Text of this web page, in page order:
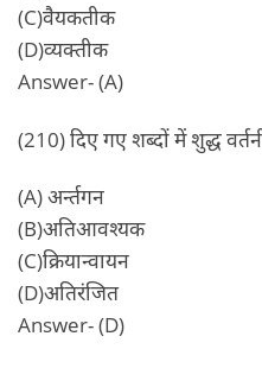
(C)वैयकतीक
(D)व्यक्तीक
Answer- (A)
(210) दिए गए शब्दों में शुद्ध
(A) अर्न्तगन
(B)अतिआवश्यक
(C)क्रियान्वायन
(D)अतिरंजित
Answer- (D)